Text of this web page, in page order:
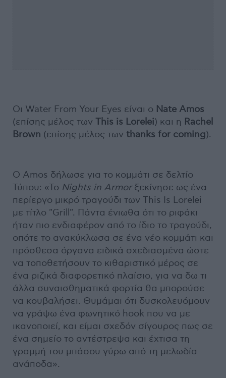
Οι Water From Your Eyes είναι ο Nate Amos
(επίσης μέλος των This is Lorelei) και η Rachel
Brown (επίσης μέλος των thanks for coming).
Ο Amos δήλωσε για το κομμάτι σε δελτίο
Τύπου: «Το Nights in Armorξεκίνησε ως ένα
περίεργο μικρό τραγούδι των Τhis Is Lorelei
με τίτλο "Grill". Πάντα ένιωθα ότι το ριφάκι
ήταν πιο ενδιαφέρον από το ίδιο το τραγούδι,
οπότε το ανακύκλωσα σε ένα νέο κομμάτι και
πρόσθεσα όργανα ειδικά σχεδιασμένα ώστε
να τοποθετήσουν το κιθαριστικό μέρος σε
ένα ριζικά διαφορετικό πλαίσιο, για να δω τι
άλλα συναισθηματικά φορτία θα μπορούσε
να κουβαλήσει. Θυμάμαι ότι δυσκολευόμουν
να γράψω ένα φωνητικό hook που να με
ικανοποιεί, και είμαι σχεδόν σίγουρος πως σε
ένα σημείο το αντέστρεψα και έχτισα τη
γραμμή του μπάσου γύρω από τη μελωδία
ανάποδα».